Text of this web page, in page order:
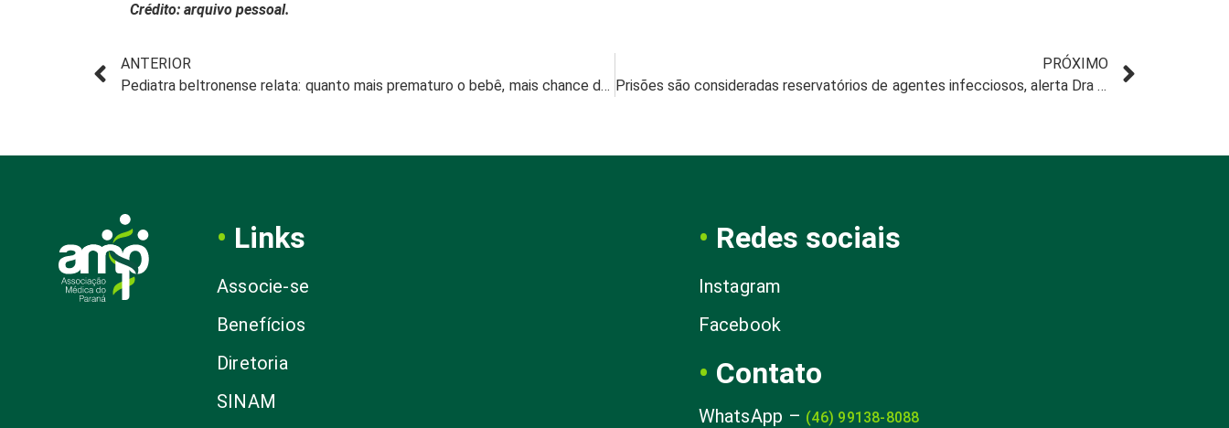
Crédito: arquivo pessoal.
ANTERIOR
Pediatra beltronense relata: quanto mais prematuro o bebê, mais chance de atraso no desenvolvimento motor e cognitivo
PRÓXIMO
Prisões são consideradas reservatórios de agentes infecciosos, alerta Dra Lirane Ferreto, professora de Medicina da Unioeste
• Links
Associe-se
Benefícios
Diretoria
SINAM
• Redes sociais
Instagram
Facebook
• Contato
WhatsApp – (46) 99138-8088